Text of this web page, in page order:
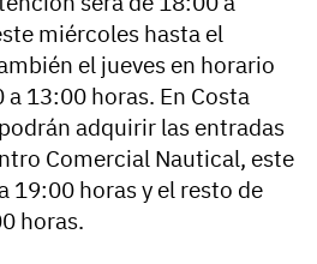
miércoles hasta el
el jueves en horario
13:00 horas. En Costa
adquirir las entradas
Comercial Nautical, este
19:00 horas y el resto de
horas.